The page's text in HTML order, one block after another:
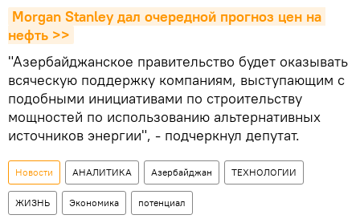
Morgan Stanley дал очередной прогноз цен на
нефть >>
"Азербайджанское правительство будет оказывать
всяческую поддержку компаниям, выступающим с
подобными инициативами по строительству
мощностей по использованию альтернативных
источников энергии", - подчеркнул депутат.
Новости АНАЛИТИКА Азербайджан ТЕХНОЛОГИИ
ЖИЗНЬ Экономика потенциал